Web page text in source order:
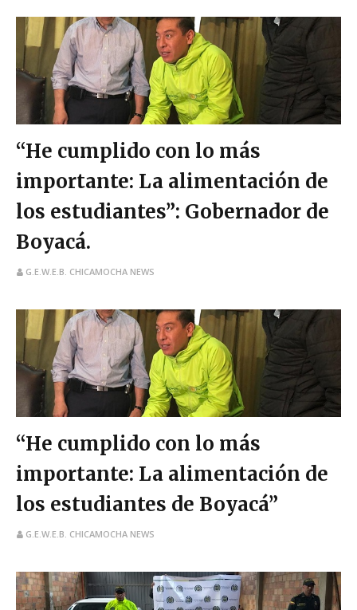
“He cumplido con lo más
importante: La alimentación de
los estudiantes”: Gobernador de
Boyacá.
G.E.W.E.B. CHICAMOCHA NEWS
“He cumplido con lo más
importante: La alimentación de
los estudiantes de Boyacá”
G.E.W.E.B. CHICAMOCHA NEWS